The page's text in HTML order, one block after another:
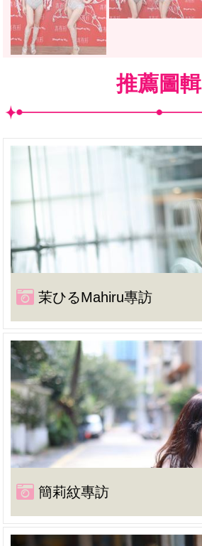
推薦圖輯
茉ひるMahiru專訪
簡莉紋專訪